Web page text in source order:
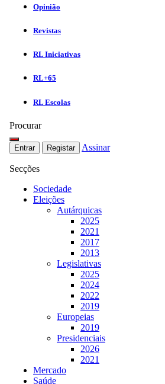
Opinião
Revistas
RL Iniciativas
RL+65
RL Escolas
Procurar
Entrar Registar Assinar
Secções
Sociedade
Eleições
Autárquicas
2025
2021
2017
2013
Legislativas
2025
2024
2022
2019
Europeias
2019
Presidenciais
2026
2021
Mercado
Saúde